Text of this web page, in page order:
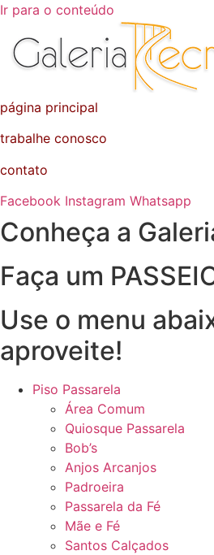
Ir para o conteúdo
página principal
trabalhe conosco
contato
Facebook Instagram Whatsapp
Conheça a
Faça um
Use o menu
aproveite!
Piso Passarela
Área Comum
Quiosque Passarela
Bob’s
Anjos Arcanjos
Padroeira
Passarela da Fé
Mãe e Fé
Santos Calçados